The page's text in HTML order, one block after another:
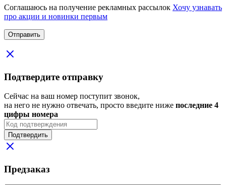
Соглашаюсь на получение рекламных рассылок Хочу узнавать
про акции и новинки первым
Подтвердите отправку
Сейчас на ваш номер поступит звонок,
на него не нужно отвечать, просто введите ниже последние 4
цифры номера
Подтвердить
Предзаказ